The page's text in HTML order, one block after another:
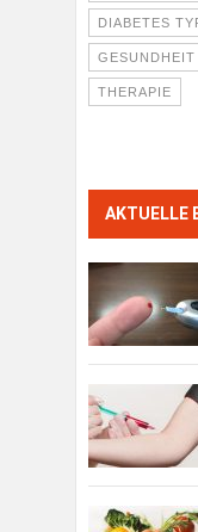
DIABETES
GESUNDHEIT
THERAPIE
AKTUELLE